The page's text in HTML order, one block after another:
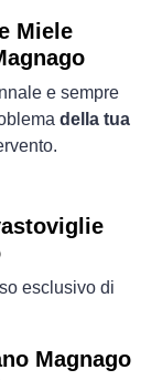
Miele
e sempre
della tua
esclusivo di
Magnago